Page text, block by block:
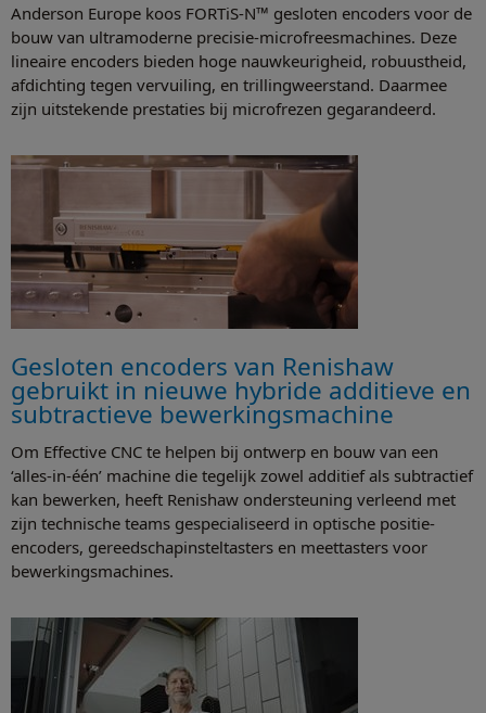
Anderson Europe koos FORTiS-N™ gesloten encoders voor de
bouw van ultramoderne precisie-microfreesmachines. Deze
lineaire encoders bieden hoge nauwkeurigheid, robuustheid,
afdichting tegen vervuiling, en trillingweerstand. Daarmee
zijn uitstekende prestaties bij microfrezen gegarandeerd.
Gesloten encoders van Renishaw
gebruikt in nieuwe hybride additieve en
subtractieve bewerkingsmachine
Om Effective CNC te helpen bij ontwerp en bouw van een
‘alles-in-één’ machine die tegelijk zowel additief als subtractief
kan bewerken, heeft Renishaw ondersteuning verleend met
zijn technische teams gespecialiseerd in optische positie-
encoders, gereedschapinsteltasters en meettasters voor
bewerkingsmachines.